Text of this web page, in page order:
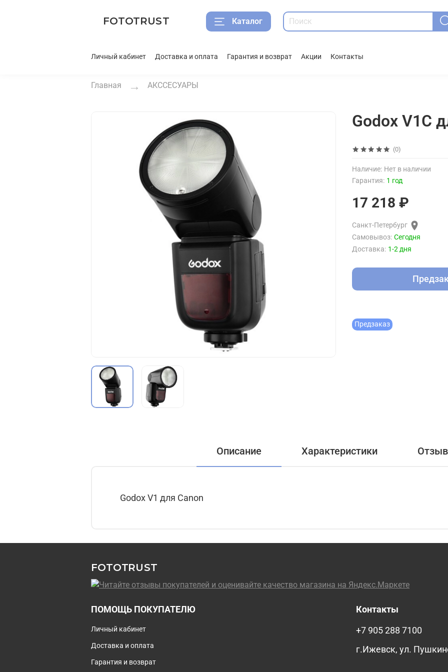
FOTOTRUST Каталог
Личный кабинет Доставка и оплата Гарантия и возврат Акции Контакты
Главная АКССЕСУАРЫ
(0)
Наличие: Нет в наличии
Гарантия: 1 год
Предзаказ
Godox V1С
17 218 ₽
Санкт-Петербург
Самовывоз: Сегодня
Доставка: 1-2 дня
Описание Характеристики
Godox V1 для Canon
FOTOTRUST
ПОМОЩЬ ПОКУПАТЕЛЮ
Личный кабинет
Доставка и оплата
Гарантия и возврат
Контакты
+7 905 288 7100
г.Ижевск, ул.